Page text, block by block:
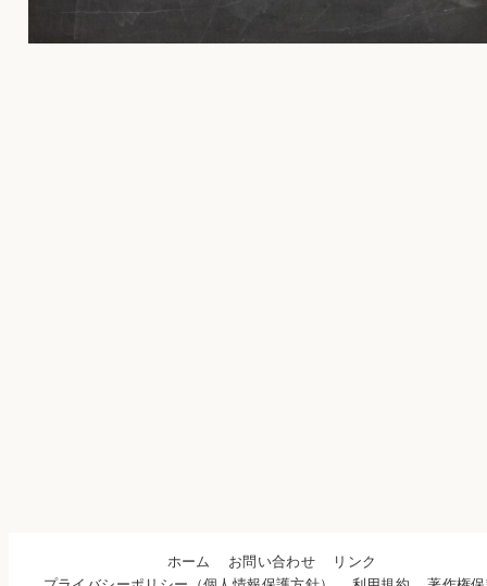
ホーム お問い合わせ
リンク